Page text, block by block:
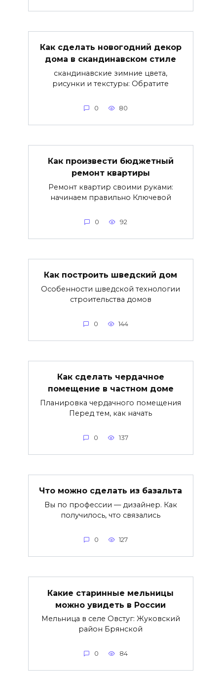
Как сделать новогодний декор
дома в скандинавском стиле
скандинавские зимние цвета,
рисунки и текстуры: Обратите
0 80
Как произвести бюджетный
ремонт квартиры
Ремонт квартир своими руками:
начинаем правильно Ключевой
0 92
Как построить шведский дом
Особенности шведской технологии
строительства домов
0 144
Как сделать чердачное
помещение в частном доме
Планировка чердачного помещения
Перед тем, как начать
0 137
Что можно сделать из базальта
Вы по профессии — дизайнер. Как
получилось, что связались
0 127
Какие старинные мельницы
можно увидеть в России
Мельница в селе Овстуг: Жуковский
район Брянской
0 84